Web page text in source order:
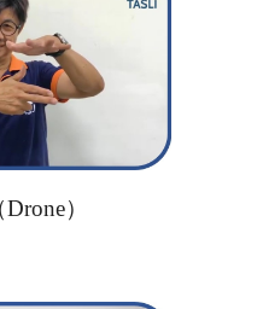
Drone）